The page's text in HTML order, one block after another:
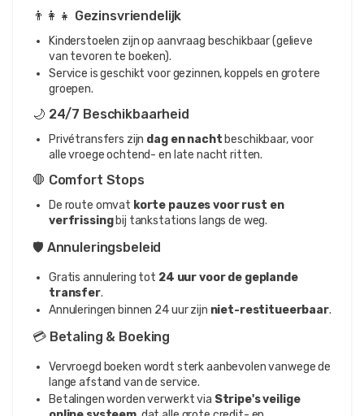
👨‍👩‍👧 Gezinsvriendelijk
Kinderstoelen zijn op aanvraag beschikbaar (gelieve
van tevoren te boeken).
Service is geschikt voor gezinnen, koppels en grotere
groepen.
🌙 24/7 Beschikbaarheid
Privétransfers zijn dag en nacht beschikbaar, voor
alle vroege ochtend- en late nacht ritten.
🛑 Comfort Stops
De route omvat korte pauzes voor rust en
verfrissingbij tankstations langs de weg.
🛡️ Annuleringsbeleid
Gratis annulering tot 24 uur voor de geplande
transfer.
Annuleringen binnen 24 uur zijn niet-restitueerbaar.
💳 Betaling & Boeking
Vervroegd boeken wordt sterk aanbevolen vanwege de
lange afstand van de service.
Betalingen worden verwerkt via Stripe's veilige